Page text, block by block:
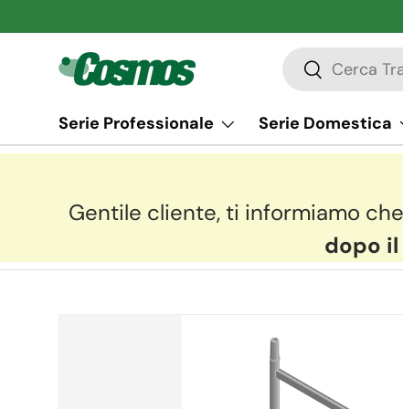
Passa ai contenuti
Cerca
Cerca
Serie Professionale
Serie Domestica
Gentile cliente, ti informiamo
dopo il